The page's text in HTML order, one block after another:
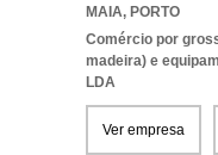
MAIA, PORTO
Comércio por
madeira) e
LDA
Ver empresa